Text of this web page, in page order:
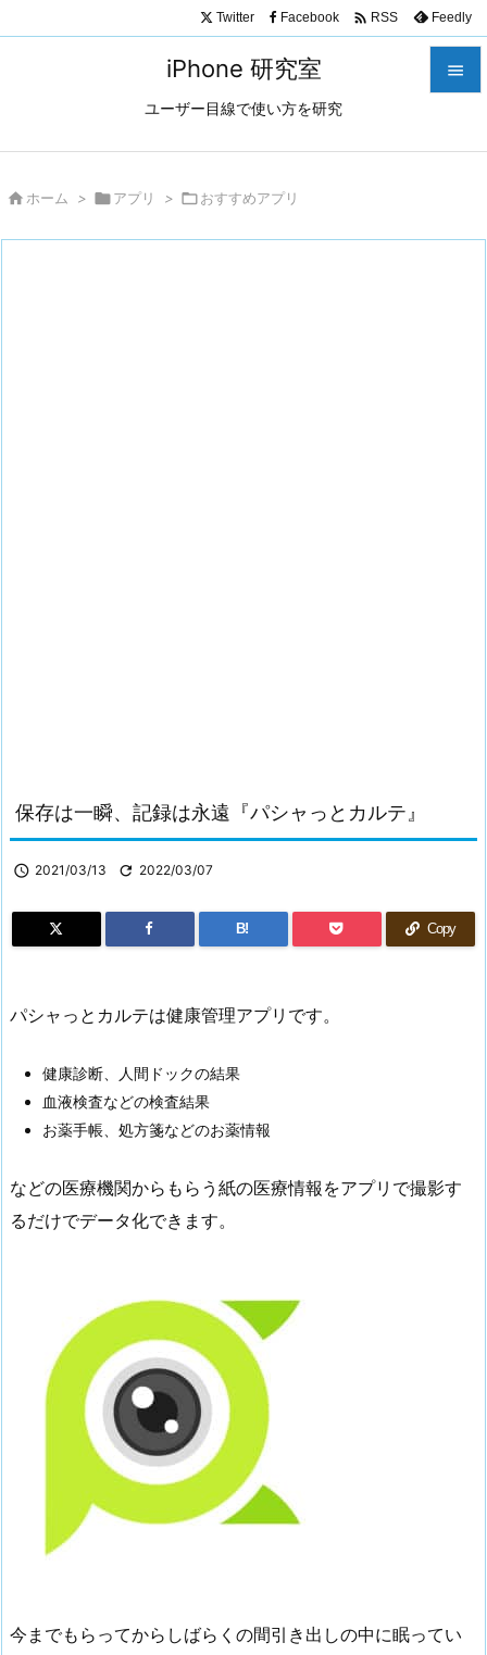
iPhone 研究室
ユーザー目線で使い方を研究

Twitter Facebook  RSS Feedly
 ホーム > アプリ > おすすめアプリ
保存は一瞬、記録は永遠『パシャっとカルテ』
 2021/03/13  2022/03/07
B! Copy
パシャっとカルテは健康管理アプリです。
健康診断、人間ドックの結果
血液検査などの検査結果
お薬手帳、処方箋などのお薬情報
などの医療機関からもらう紙の医療情報をアプリで撮影す
るだけでデータ化できます。
今までもらってからしばらくの間引き出しの中に眠ってい